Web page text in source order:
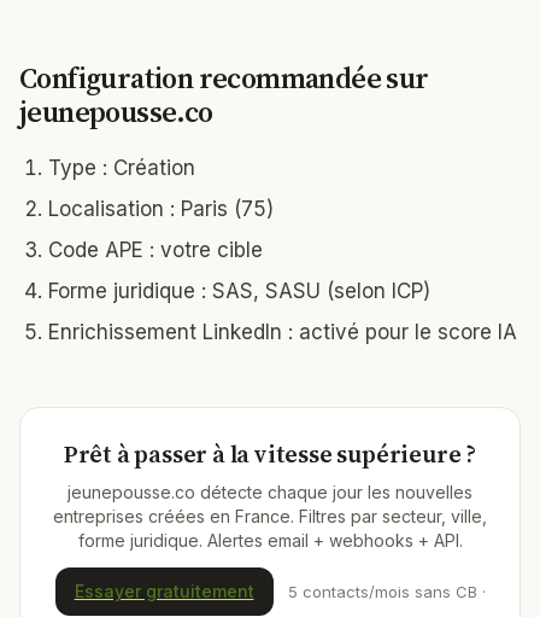
Configuration recommandée sur
jeunepousse.co
Type : Création
Localisation : Paris (75)
Code APE : votre cible
Forme juridique : SAS, SASU (selon ICP)
Enrichissement LinkedIn : activé pour le score IA
Prêt à passer à la vitesse supérieure ?
jeunepousse.co détecte chaque jour les nouvelles
entreprises créées en France. Filtres par secteur, ville,
forme juridique. Alertes email + webhooks + API.
Essayer gratuitement
5 contacts/mois sans CB ·